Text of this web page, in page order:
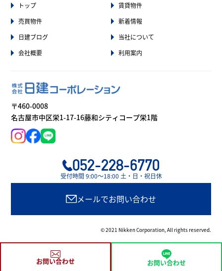
お問い合わせ お問い合わせ
トップ
賃貸物件
売買物件
新着情報
日建ブログ
当社について
会社概要
利用案内
〒460-0008
名古屋市中区栄1-17-16藤和シティコープ栄1階
052-228-6770
受付時間 9:00〜18:00 土・日・祝日休
メールでお問い合わせ
© 2021 Nikken Corporation, All rights reserved.